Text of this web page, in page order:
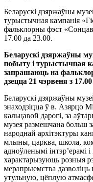
Беларускі дзяржаўны
турыстычная кампанія
фальклорны фэст
17.00 да 23.00.
Беларускі дзяржаўны
побыту і турыстычная
запрашаюць на
дзецца 21 чэрвеня з
Беларускі дзяржаўны
знаходзіцца ў в. Азярцо
кальцавой дарогі, за
музея размешчана больш
народнай архітэктуры
млыны, царква, школа,
адноўленымі інтэр’ерамі
характарызуюць розныя
мерапрыемства
утульную, цёплую